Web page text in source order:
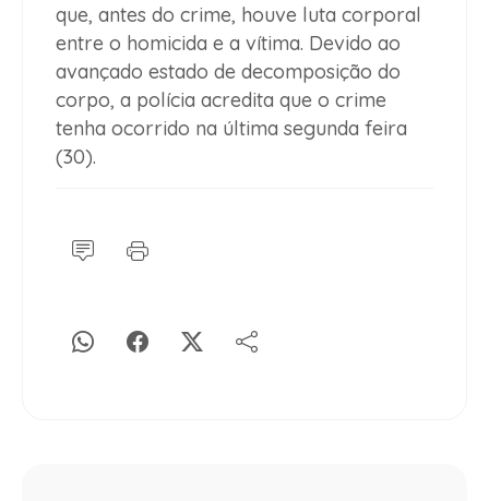
que, antes do crime, houve luta corporal
entre o homicida e a vítima. Devido ao
avançado estado de decomposição do
corpo, a polícia acredita que o crime
tenha ocorrido na última segunda feira
(30).